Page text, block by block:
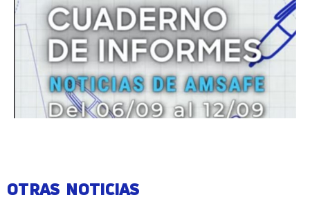
OTRAS NOTICIAS